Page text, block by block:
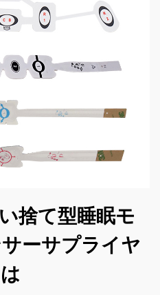
捨て型睡眠モ
ーサプライヤ